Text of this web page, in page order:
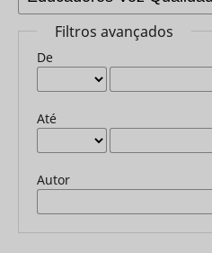
Filtros avançados
De
Até
Autor